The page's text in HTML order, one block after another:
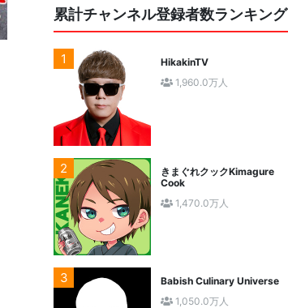
累計チャンネル登録者数ランキング
1
HikakinTV
1,960.0万人
2
きまぐれクックKimagure
Cook
1,470.0万人
3
Babish Culinary Universe
1,050.0万人